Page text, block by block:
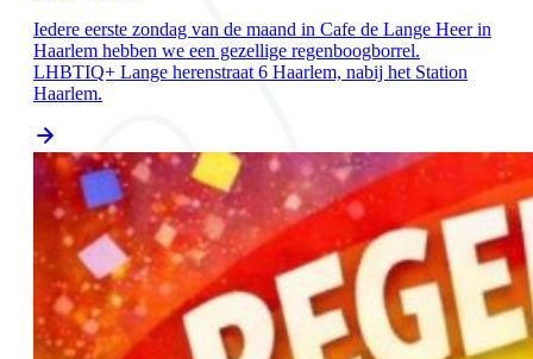
Iedere eerste zondag van de maand in Cafe de Lange Heer in
Haarlem hebben we een gezellige regenboogborrel.
LHBTIQ+ Lange herenstraat 6 Haarlem, nabij het Station
Haarlem.